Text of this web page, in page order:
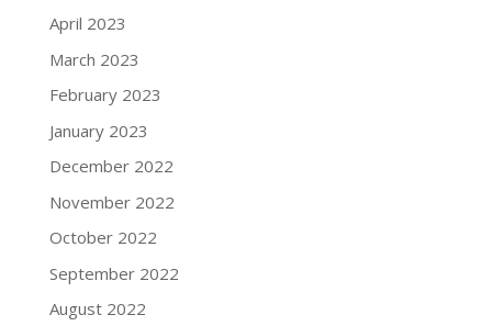
April 2023
March 2023
February 2023
January 2023
December 2022
November 2022
October 2022
September 2022
August 2022